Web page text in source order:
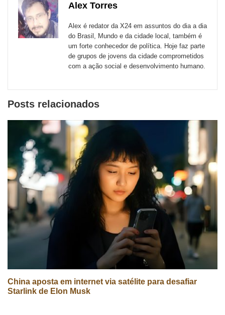
sites
externos
EmailFacebookMessenger
TwitterWhatsApp
Alex Torres
Alex é redator da X24 em assuntos do dia a dia
do Brasil, Mundo e da cidade local, também é
um forte conhecedor de política. Hoje faz parte
de grupos de jovens da cidade comprometidos
com a ação social e desenvolvimento humano.
Posts relacionados
China aposta em internet via satélite para desafiar
Starlink de Elon Musk